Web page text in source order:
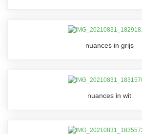
nuances in grijs
nuances in wit